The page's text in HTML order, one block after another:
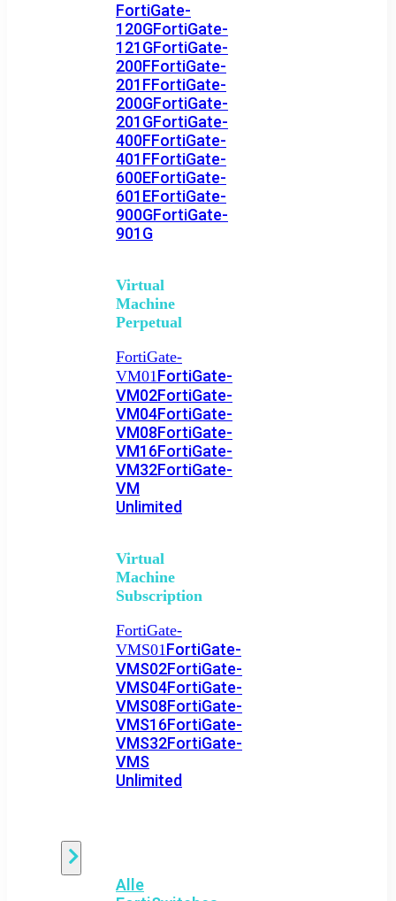
FortiGate-
120GFortiGate-
121GFortiGate-
200FFortiGate-
201FFortiGate-
200GFortiGate-
201GFortiGate-
400FFortiGate-
401FFortiGate-
600EFortiGate-
601EFortiGate-
900GFortiGate-
901G
Virtual
Machine
Perpetual
FortiGate-
VM01FortiGate-
VM02FortiGate-
VM04FortiGate-
VM08FortiGate-
VM16FortiGate-
VM32FortiGate-
VM
Unlimited
Virtual
Machine
Subscription
FortiGate-
VMS01FortiGate-
VMS02FortiGate-
VMS04FortiGate-
VMS08FortiGate-
VMS16FortiGate-
VMS32FortiGate-
VMS
Unlimited
Alle